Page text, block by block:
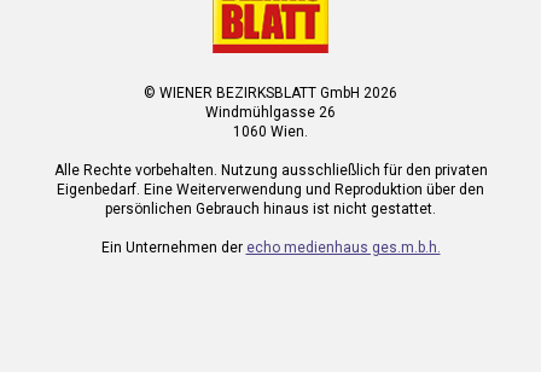
© WIENER BEZIRKSBLATT GmbH 2026
Windmühlgasse 26
1060 Wien.
Alle Rechte vorbehalten. Nutzung ausschließlich für den privaten
Eigenbedarf. Eine Weiterverwendung und Reproduktion über den
persönlichen Gebrauch hinaus ist nicht gestattet.
Ein Unternehmen der echo medienhaus ges.m.b.h.